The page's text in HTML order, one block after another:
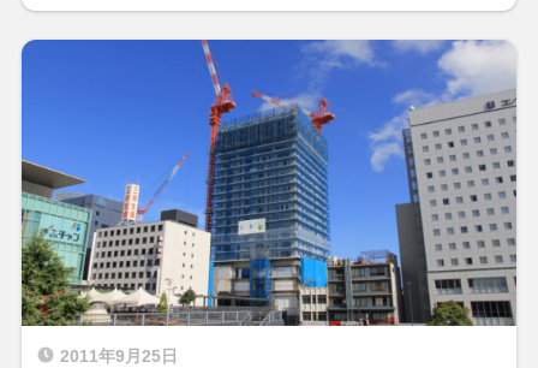
2011年9月25日